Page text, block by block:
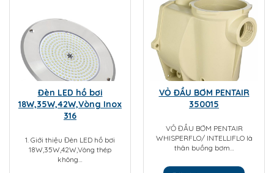
Đèn LED hồ bơi
18W,35W,42W,Vòng Inox
316
1. Giới thiệu Đèn LED hồ bơi
18W,35W,42W,Vòng thép
không…
VỎ ĐẦU BƠM PENTAIR
350015
VỎ ĐẦU BƠM PENTAIR
WHISPERFLO/ INTELLIFLO là
thân buồng bơm…